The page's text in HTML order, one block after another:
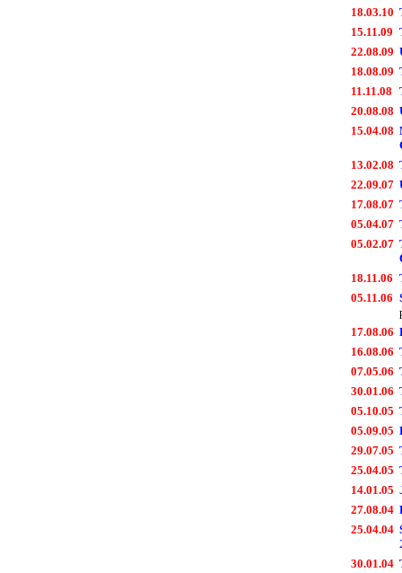
18.03.10
15.11.09
22.08.09
18.08.09
11.11.08
20.08.08
15.04.08
13.02.08
22.09.07
17.08.07
05.04.07
05.02.07
18.11.06
05.11.06
17.08.06
16.08.06
07.05.06
30.01.06
05.10.05
05.09.05
29.07.05
25.04.05
14.01.05
27.08.04
25.04.04
30.01.04